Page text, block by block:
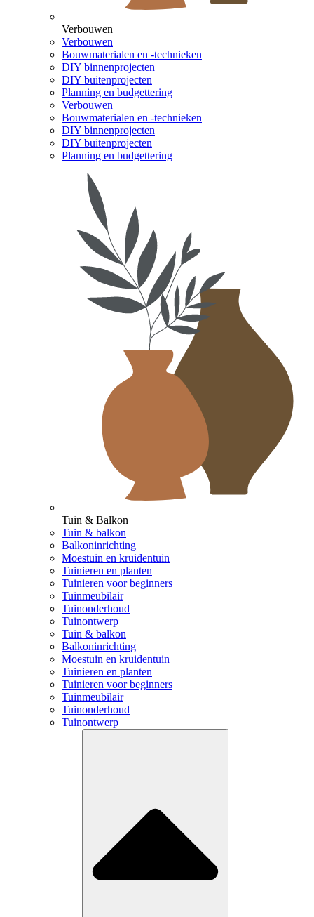
Verbouwen
Verbouwen
Bouwmaterialen en -technieken
DIY binnenprojecten
DIY buitenprojecten
Planning en budgettering
Verbouwen
Bouwmaterialen en -technieken
DIY binnenprojecten
DIY buitenprojecten
Planning en budgettering
Tuin & Balkon
Tuin & balkon
Balkoninrichting
Moestuin en kruidentuin
Tuinieren en planten
Tuinieren voor beginners
Tuinmeubilair
Tuinonderhoud
Tuinontwerp
Tuin & balkon
Balkoninrichting
Moestuin en kruidentuin
Tuinieren en planten
Tuinieren voor beginners
Tuinmeubilair
Tuinonderhoud
Tuinontwerp